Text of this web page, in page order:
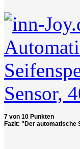
7 von 10 Punkten
Fazit: "Der automatische